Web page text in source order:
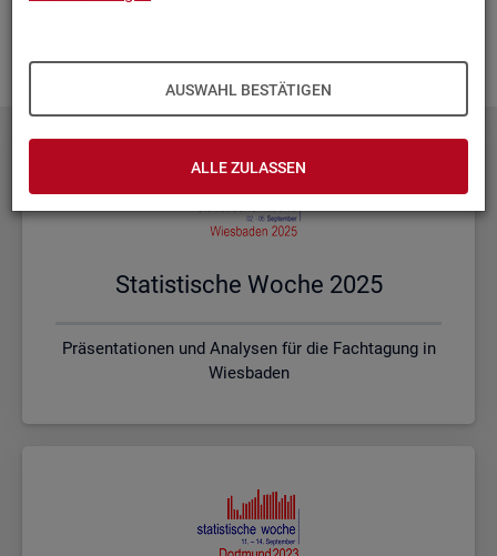
AUSWAHL BESTÄTIGEN
ALLE ZULASSEN
Sta­tis­ti­sche Woche 2025
Präsentationen und Analysen für die Fachtagung in
Wiesbaden